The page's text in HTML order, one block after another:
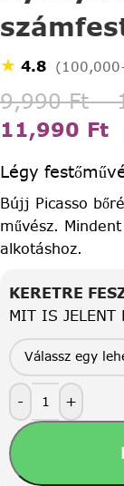
★ 4.8
9,990Ft –
11,990 Ft
Légy
Bújj Picasso
művész.
alkotáshoz.
KERETRE
MIT IS JELENT
- +